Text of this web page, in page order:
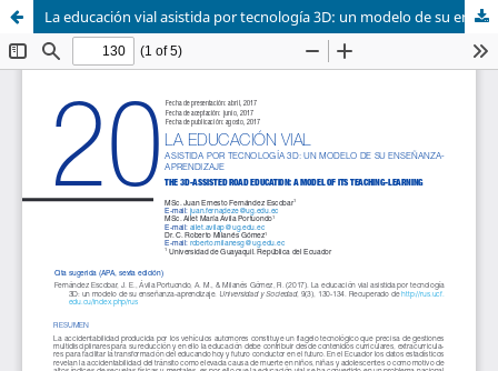
La educación vial asistida por tecnología 3D: un modelo de su enseñanza-aprendizaje